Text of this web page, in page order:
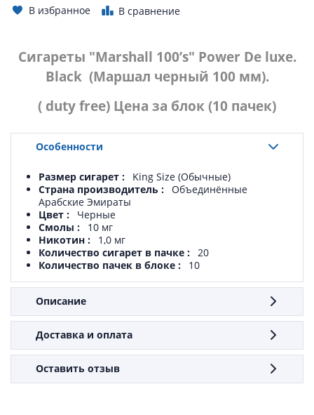
В избранное В сравнение
Сигареты "Marshall 100’s" Power De luxe.
Black (Маршал черный 100 мм).
( duty free) Цена за блок (10 пачек)
Особенности
Размер сигарет
King Size (Обычные)
Страна производитель
Объединённые
Арабские Эмираты
Цвет
Черные
Смолы
10 мг
Никотин
1,0 мг
Количество сигарет в пачке
20
Количество пачек в блоке
10
Описание
Доставка и оплата
Оставить отзыв